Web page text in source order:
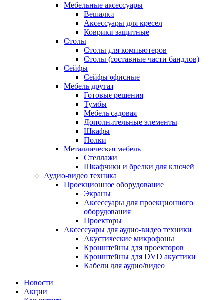
Мебельные аксессуары
Вешалки
Аксессуары для кресел
Коврики защитные
Столы
Столы для компьютеров
Столы (составные части бандлов)
Сейфы
Сейфы офисные
Мебель другая
Готовые решения
Тумбы
Мебель садовая
Дополнительные элементы
Шкафы
Полки
Металлическая мебель
Стеллажи
Шкафчики и брелки для ключей
Аудио-видео техника
Проекционное оборудование
Экраны
Аксессуары для проекционного
оборудования
Проекторы
Аксессуары для аудио-видео техники
Акустические микрофоны
Кронштейны для проекторов
Кронштейны для DVD акустики
Кабели для аудио/видео
Новости
Акции